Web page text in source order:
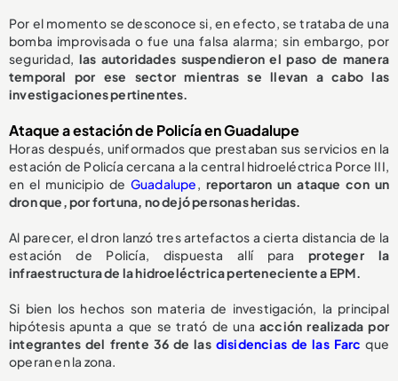
Por el momento se desconoce si, en efecto, se trataba de una
bomba improvisada o fue una falsa alarma; sin embargo, por
seguridad, las autoridades suspendieron el paso de manera
temporal por ese sector mientras se llevan a cabo las
investigaciones pertinentes.
Ataque a estación de Policía en Guadalupe
Horas después, uniformados que prestaban sus servicios en la
estación de Policía cercana a la central hidroeléctrica Porce III,
en el municipio de Guadalupe, reportaron un ataque con un
dron que, por fortuna, no dejó personas heridas.
Al parecer, el dron lanzó tres artefactos a cierta distancia de la
estación de Policía, dispuesta allí paraproteger la
infraestructura de la hidroeléctrica perteneciente a EPM.
Si bien los hechos son materia de investigación, la principal
hipótesis apunta a que se trató de una acción realizada por
integrantes del frente 36 de las disidencias de las Farcque
operan en la zona.